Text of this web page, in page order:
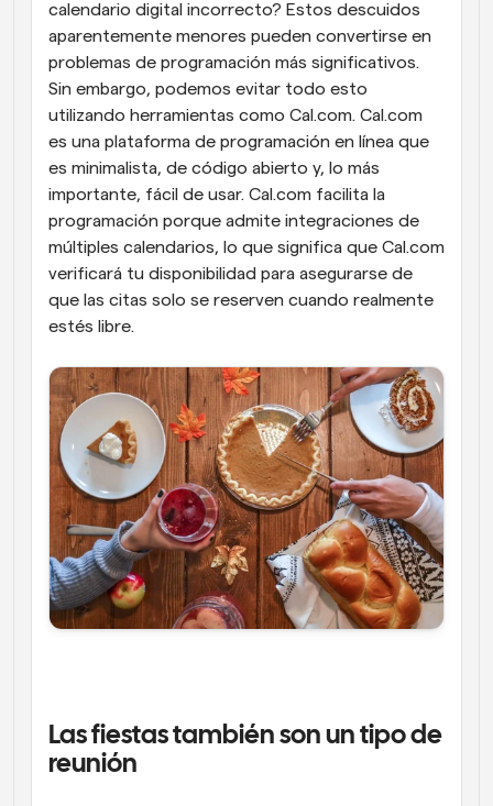
calendario digital incorrecto? Estos descuidos
aparentemente menores pueden convertirse en
problemas de programación más significativos.
Sin embargo, podemos evitar todo esto
utilizando herramientas como Cal.com. Cal.com
es una plataforma de programación en línea que
es minimalista, de código abierto y, lo más
importante, fácil de usar. Cal.com facilita la
programación porque admite integraciones de
múltiples calendarios, lo que significa que Cal.com
verificará tu disponibilidad para asegurarse de
que las citas solo se reserven cuando realmente
estés libre.
Las fiestas también son un tipo de
reunión